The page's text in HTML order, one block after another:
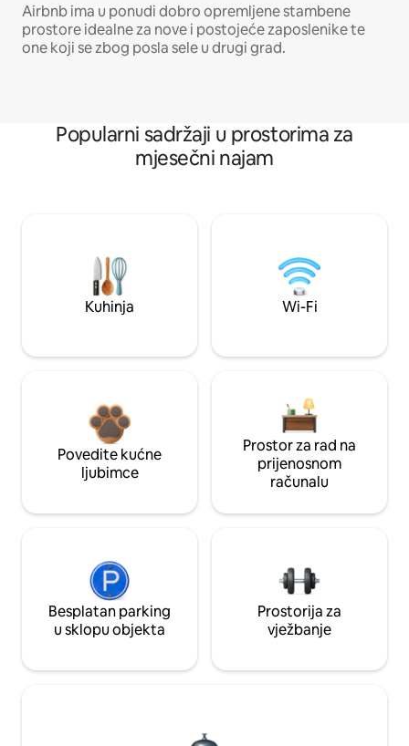
Airbnb ima u ponudi dobro opremljene stambene
prostore idealne za nove i postojeće zaposlenike te
one koji se zbog posla sele u drugi grad.
Popularni sadržaji u prostorima za
mjesečni najam
Kuhinja Wi-Fi
Povedite kućne
ljubimce
Prostor za rad na
prijenosnom
računalu
Besplatan parking
u sklopu objekta
Prostorija za
vježbanje